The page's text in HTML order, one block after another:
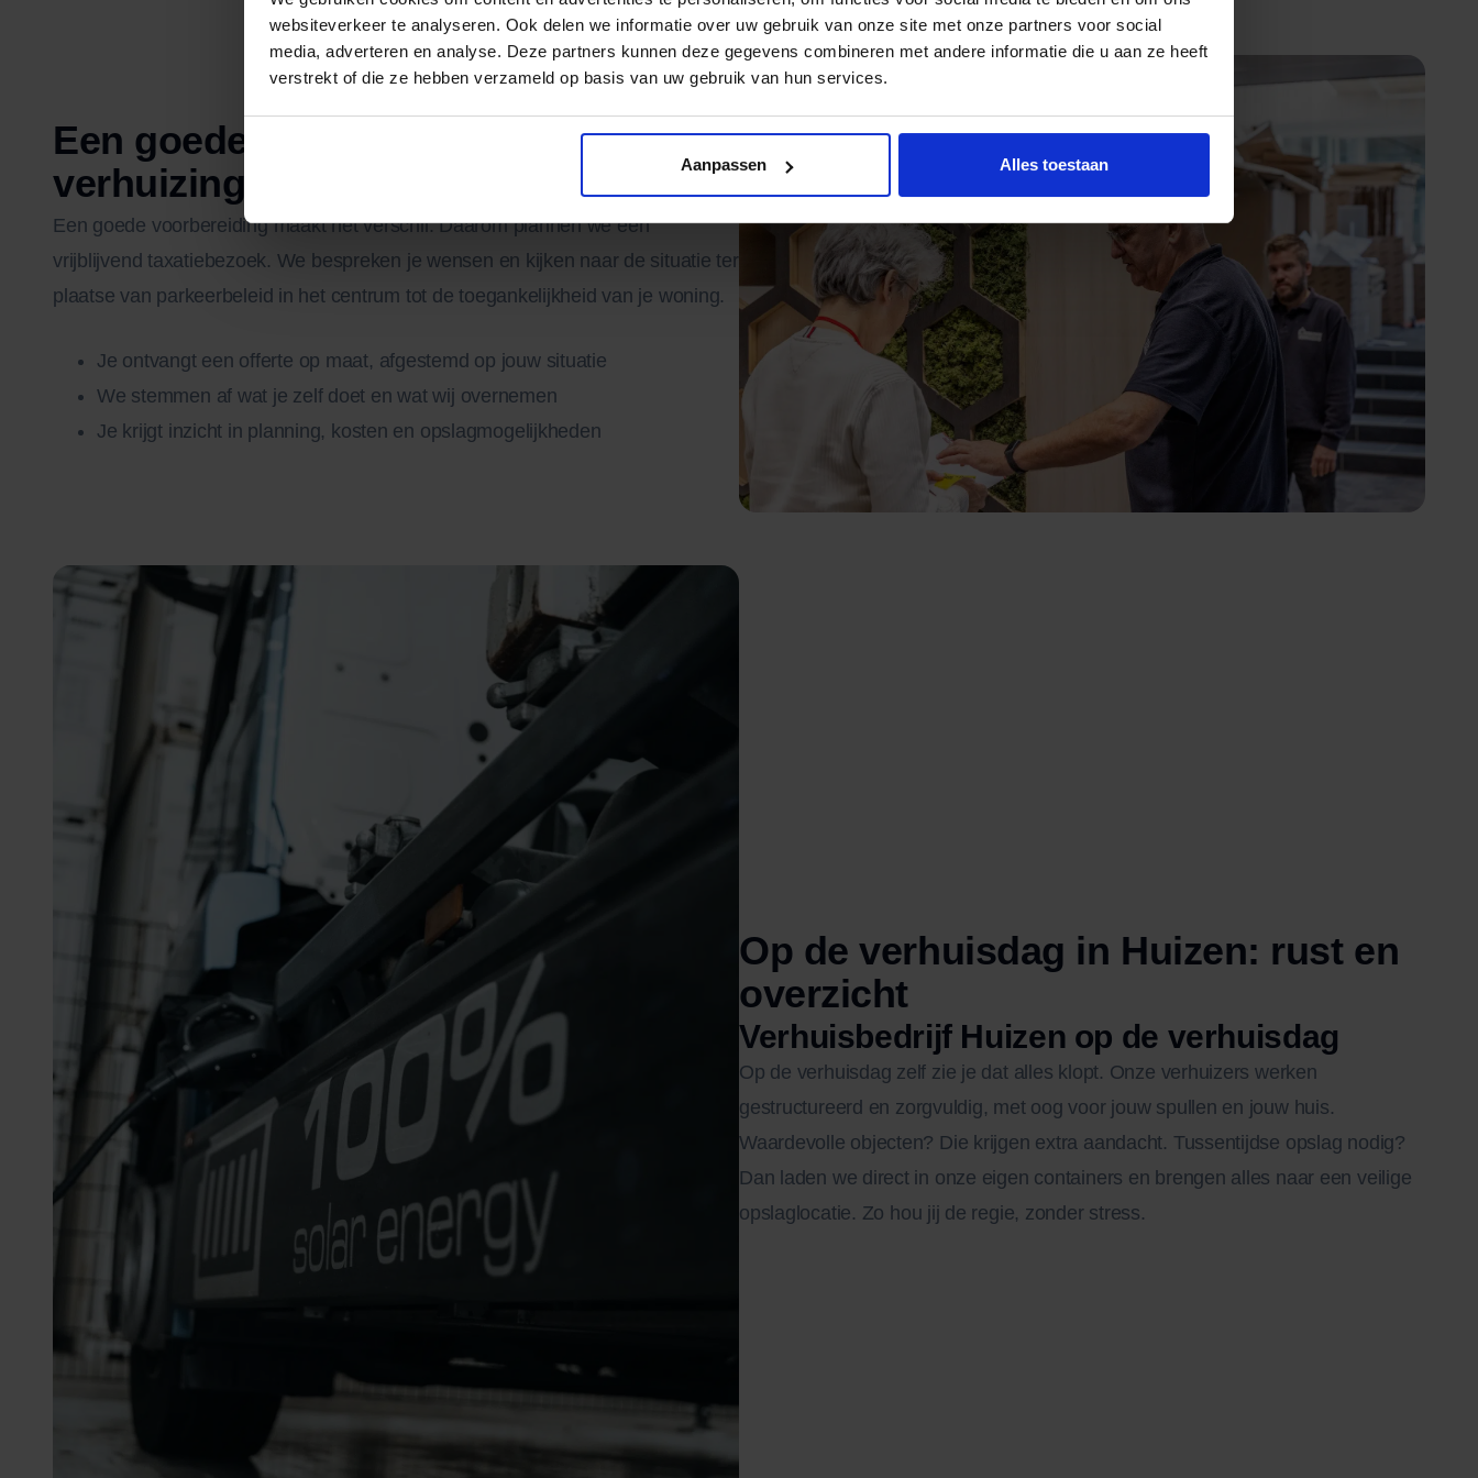
websiteverkeer te analyseren. Ook delen we informatie over uw gebruik van onze site met onze partners voor social
media, adverteren en analyse. Deze partners kunnen deze gegevens combineren met andere informatie die u aan ze heeft
verstrekt of die ze hebben verzameld op basis van uw gebruik van hun services.
Aanpassen Alles toestaan
Een goede voorbereiding op je
verhuizing in Huizen
Een goede voorbereiding maakt het verschil. Daarom plannen we een
vrijblijvend taxatiebezoek. We bespreken je wensen en kijken naar de situatie ter
plaatse van parkeerbeleid in het centrum tot de toegankelijkheid van je woning.
Je ontvangt een offerte op maat, afgestemd op jouw situatie
We stemmen af wat je zelf doet en wat wij overnemen
Je krijgt inzicht in planning, kosten en opslagmogelijkheden
Op de verhuisdag in Huizen: rust en
overzicht
Verhuisbedrijf Huizen op de verhuisdag
Op de verhuisdag zelf zie je dat alles klopt. Onze verhuizers werken
gestructureerd en zorgvuldig, met oog voor jouw spullen en jouw huis.
Waardevolle objecten? Die krijgen extra aandacht. Tussentijdse opslag nodig?
Dan laden we direct in onze eigen containers en brengen alles naar een veilige
opslaglocatie. Zo hou jij de regie, zonder stress.